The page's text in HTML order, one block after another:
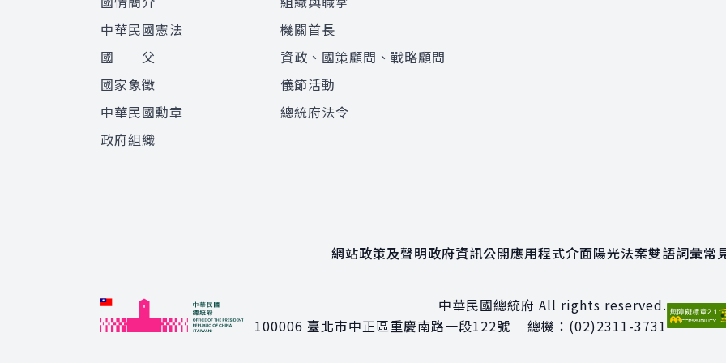
中華民國憲法
國 父
國家象徵
中華民國勳章
政府組織
機關首長
資政、國策顧問、戰略顧問
儀節活動
總統府法令
網站政策及聲明政府資訊公開應用程式介面陽光法案雙語詞彙常
中華民國總統府 All rights reserved.
100006 臺北市中正區重慶南路一段122號 總機： (02)2311-3731